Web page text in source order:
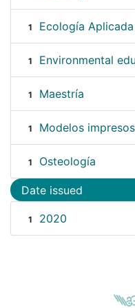
1 Ecología Aplicada
1 Environmental
1 Maestría
1 Modelos
1 Osteología
Date issued
1 2020